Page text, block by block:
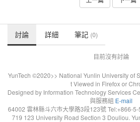
討論 詳細 筆記 (0)
目前沒有討論
YunTech ©2020>> National Yunlin University of
t Viewed in Firefox or
Designed by Information Technology Services
與服務組 E-mail
64002 雲林縣斗六市大學路3段123號 Tel:+866-
719 123 University Road Section 3 Douliou.